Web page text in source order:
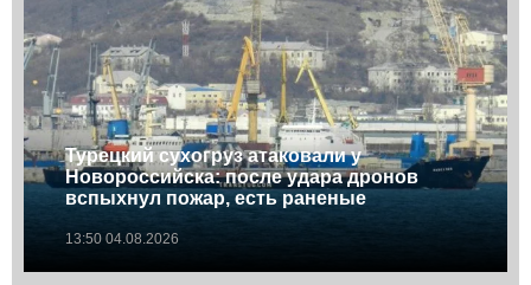
Турецкий сухогруз атаковали у
Новороссийска: после удара дронов
вспыхнул пожар, есть раненые
13:50 04.08.2026